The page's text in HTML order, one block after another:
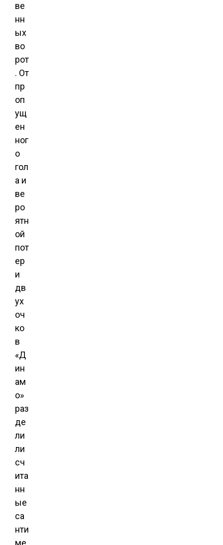
ве
нн
ых
во
рот
. От
пр
оп
ущ
ен
ног
о
гол
а и
ве
ро
ятн
ой
пот
ер
и
дв
ух
оч
ко
в
«Д
ин
ам
о»
раз
де
ли
ли
сч
ита
нн
ые
са
нти
ме